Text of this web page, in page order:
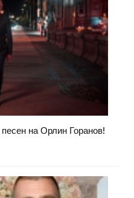
на Орлин Горанов!